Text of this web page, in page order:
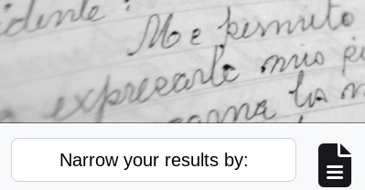
Narrow your results by: